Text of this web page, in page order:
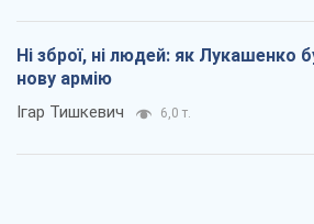
Ні зброї, ні людей: як Лукашенко
нову армію
Ігар Тишкевич 6,0 т.